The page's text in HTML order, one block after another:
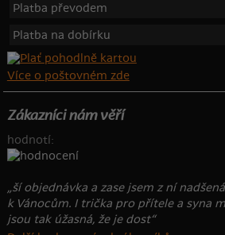
Platba převodem
Platba na dobírku
Více o poštovném zde
Zákazníci nám věří
hodnotí:
„ší objednávka a zase jsem z ní
k Vánocům. I trička pro přítele a syna
jsou tak úžasná, že je dost“